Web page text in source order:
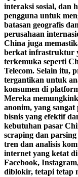
interaksi sosial, dan
pengguna untuk
batasan geografis
perusahaan
China juga
berkat infrastruktur
terkemuka seperti
Telecom. Selain itu,
tergantikan untuk
konsumen di
Mereka
anonim, yang
bisnis yang efektif
kebutuhan pasar
scraping dan
tren dan analisis
internet yang ketat
Facebook,
diblokir, tetapi tetap